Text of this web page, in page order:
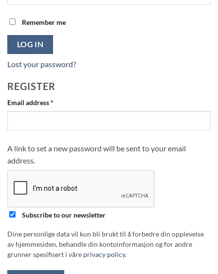
Remember me
LOG IN
Lost your password?
REGISTER
Email address*
A link to set a new password will be sent to your email
address.
Subscribe to our newsletter
Dine personlige data vil kun bli brukt til å forbedre din opplevelse
av hjemmesiden, behandle din kontoinformasjon og for andre
grunner spesifisert i våre privacy policy.